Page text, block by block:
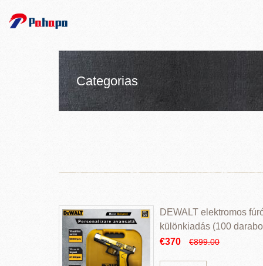
Categorias
DEWALT elektromos
különkiadás (100
€370
€899.00